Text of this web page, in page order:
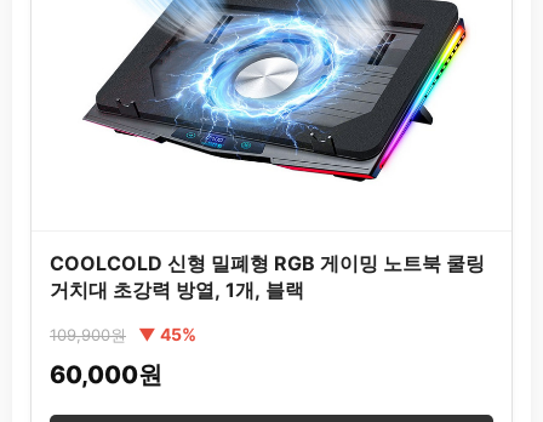
COOLCOLD 신형 밀폐형 RGB 게이밍 노트북 쿨링
거치대 초강력 방열, 1개, 블랙
109,900원 ▼ 45%
60,000원